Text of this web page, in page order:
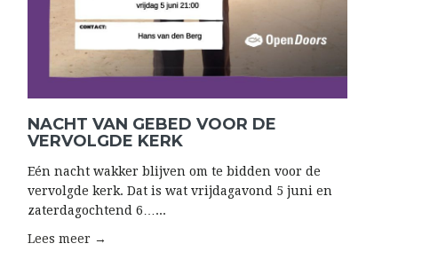
NACHT VAN GEBED VOOR DE
VERVOLGDE KERK
Eén nacht wakker blijven om te bidden voor de
vervolgde kerk. Dat is wat vrijdagavond 5 juni en
zaterdagochtend 6…...
Lees meer →